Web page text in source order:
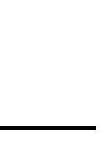
+55.33%